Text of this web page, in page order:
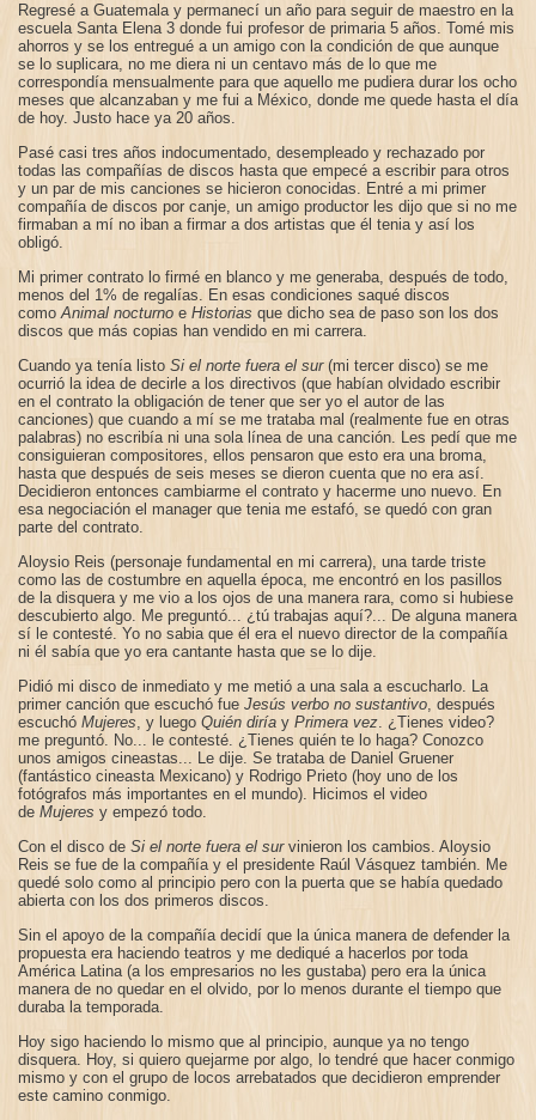
Regresé a Guatemala y permanecí un año para seguir de maestro en la
escuela Santa Elena 3 donde fui profesor de primaria 5 años. Tomé mis
ahorros y se los entregué a un amigo con la condición de que aunque
se lo suplicara, no me diera ni un centavo más de lo que me
correspondía mensualmente para que aquello me pudiera durar los ocho
meses que alcanzaban y me fui a México, donde me quede hasta el día
de hoy. Justo hace ya 20 años.
Pasé casi tres años indocumentado, desempleado y rechazado por
todas las compañías de discos hasta que empecé a escribir para otros
y un par de mis canciones se hicieron conocidas. Entré a mi primer
compañía de discos por canje, un amigo productor les dijo que si no me
firmaban a mí no iban a firmar a dos artistas que él tenia y así los
obligó.
Mi primer contrato lo firmé en blanco y me generaba, después de todo,
menos del 1% de regalías. En esas condiciones saqué discos
comoAnimal nocturnoe Historias que dicho sea de paso son los dos
discos que más copias han vendido en mi carrera.
Cuando ya tenía listo Si el norte fuera el sur(mi tercer disco) se me
ocurrió la idea de decirle a los directivos (que habían olvidado escribir
en el contrato la obligación de tener que ser yo el autor de las
canciones) que cuando a mí se me trataba mal (realmente fue en otras
palabras) no escribía ni una sola línea de una canción. Les pedí que me
consiguieran compositores, ellos pensaron que esto era una broma,
hasta que después de seis meses se dieron cuenta que no era así.
Decidieron entonces cambiarme el contrato y hacerme uno nuevo. En
esa negociación el manager que tenia me estafó, se quedó con gran
parte del contrato.
Aloysio Reis (personaje fundamental en mi carrera), una tarde triste
como las de costumbre en aquella época, me encontró en los pasillos
de la disquera y me vio a los ojos de una manera rara, como si hubiese
descubierto algo. Me preguntó... ¿tú trabajas aquí?... De alguna manera
sí le contesté. Yo no sabia que él era el nuevo director de la compañía
ni él sabía que yo era cantante hasta que se lo dije.
Pidió mi disco de inmediato y me metió a una sala a escucharlo. La
primer canción que escuchó fue Jesús verbo no sustantivo, después
escuchó Mujeres, y luego Quién diríay Primera vez. ¿Tienes video?
me preguntó. No... le contesté. ¿Tienes quién te lo haga? Conozco
unos amigos cineastas... Le dije. Se trataba de Daniel Gruener
(fantástico cineasta Mexicano) y Rodrigo Prieto (hoy uno de los
fotógrafos más importantes en el mundo). Hicimos el video
de Mujeres y empezó todo.
Con el disco de Si el norte fuera el survinieron los cambios. Aloysio
Reis se fue de la compañía y el presidente Raúl Vásquez también. Me
quedé solo como al principio pero con la puerta que se había quedado
abierta con los dos primeros discos.
Sin el apoyo de la compañía decidí que la única manera de defender la
propuesta era haciendo teatros y me dediqué a hacerlos por toda
América Latina (a los empresarios no les gustaba) pero era la única
manera de no quedar en el olvido, por lo menos durante el tiempo que
duraba la temporada.
Hoy sigo haciendo lo mismo que al principio, aunque ya no tengo
disquera. Hoy, si quiero quejarme por algo, lo tendré que hacer conmigo
mismo y con el grupo de locos arrebatados que decidieron emprender
este camino conmigo.